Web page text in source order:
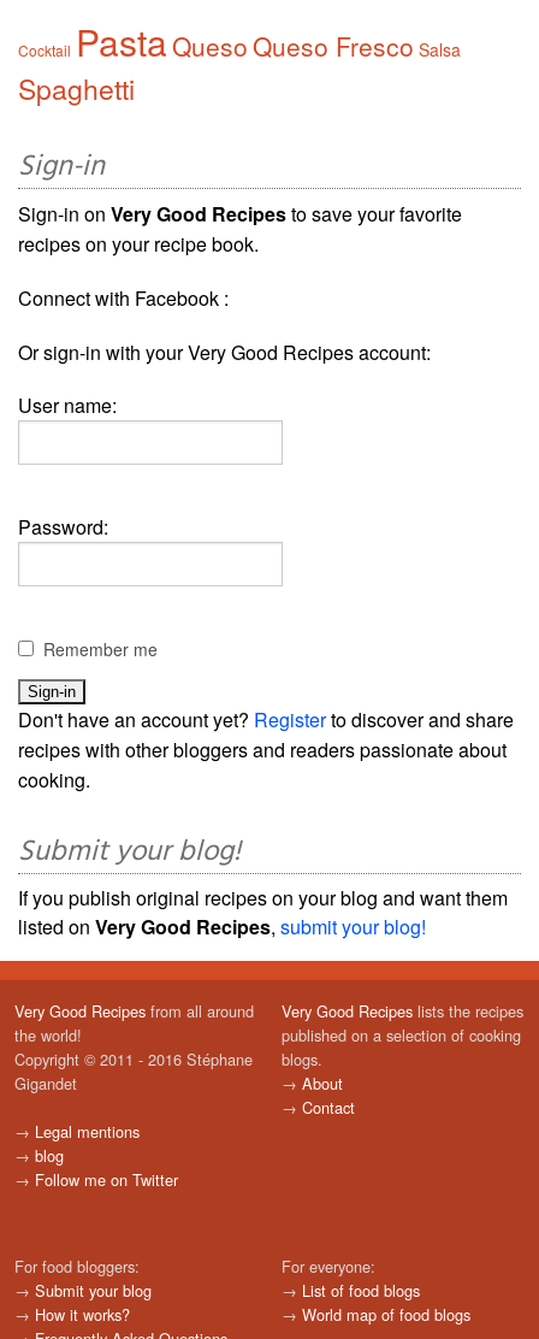
Cocktail PastaQuesoQueso Fresco Salsa
Spaghetti
Sign-in
Sign-in on Very Good Recipesto save your favorite
recipes on your recipe book.
Connect with Facebook :
Or sign-in with your Very Good Recipes account:
User name:
Password:
Remember me
Don't have an account yet? Registerto discover and share
recipes with other bloggers and readers passionate about
cooking.
Submit your blog!
If you publish original recipes on your blog and want them
listed on Very Good Recipes, submit your blog!
Very Good Recipes from all around
the world!
Copyright © 2011 - 2016 Stéphane
Gigandet
→ Legal mentions
→ blog
→ Follow me on Twitter
Very Good Recipes lists the recipes
published on a selection of cooking
blogs.
→ About
→ Contact
For food bloggers:
→ Submit your blog
→ How it works?
For everyone:
→ List of food blogs
→ World map of food blogs